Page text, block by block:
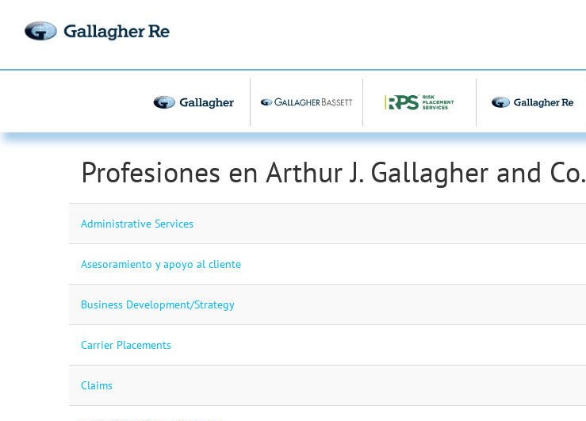
Profesiones en Arthur J. Gallagher and Co.
Administrative Services
Asesoramiento y apoyo al cliente
Business Development/Strategy
Carrier Placements
Claims